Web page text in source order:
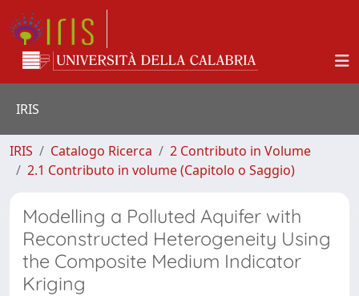
IRIS
IRIS Catalogo Ricerca
2 Contributo in Volume
2.1 Contributo in volume (Capitolo o Saggio)
Modelling a Polluted Aquifer with
Reconstructed Heterogeneity Using
the Composite Medium Indicator
Kriging